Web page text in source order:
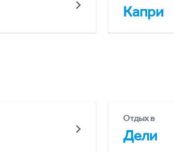
Капри
Отдых в
Дели